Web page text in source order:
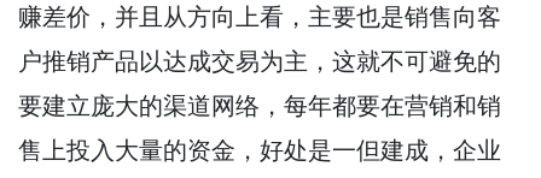
赚差价，并且从方向上看，主要也是销售向客
户推销产品以达成交易为主，这就不可避免的
要建立庞大的渠道网络，每年都要在营销和销
售上投入大量的资金，好处是一但建成，企业